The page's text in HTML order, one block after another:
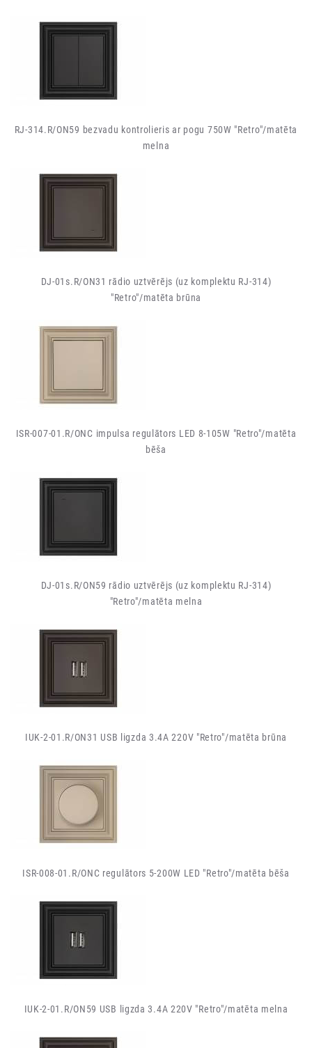
RJ-314.R/ON59 bezvadu kontrolieris ar pogu 750W "Retro"/matēta
melna
DJ-01s.R/ON31 rādio uztvērējs (uz komplektu RJ-314)
"Retro"/matēta brūna
ISR-007-01.R/ONC impulsa regulātors LED 8-105W "Retro"/matēta
bēša
DJ-01s.R/ON59 rādio uztvērējs (uz komplektu RJ-314)
"Retro"/matēta melna
IUK-2-01.R/ON31 USB ligzda 3.4A 220V "Retro"/matēta brūna
ISR-008-01.R/ONC regulātors 5-200W LED "Retro"/matēta bēša
IUK-2-01.R/ON59 USB ligzda 3.4A 220V "Retro"/matēta melna